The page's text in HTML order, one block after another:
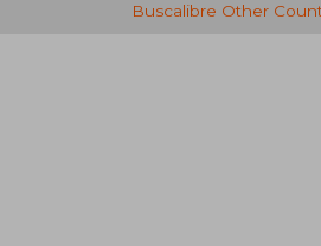
Buscalibre Other